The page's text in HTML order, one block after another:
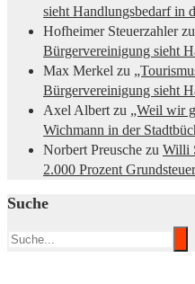
sieht Handlungsbedarf in
Hofheimer Steuerzahlerzu
Bürgervereinigung sieht
Max Merkel zu
Bürgervereinigung sieht
Axel Albert zu „Weil wir
Wichmann in der
Norbert Preusche zu Willi
2.000 Prozent
Suche